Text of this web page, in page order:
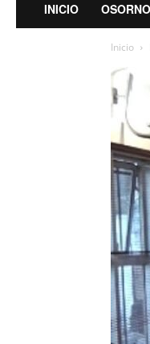
INICIO OSORNO
Inicio